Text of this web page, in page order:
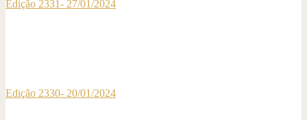
Edição 2331- 27/01/2024
Edição 2330- 20/01/2024